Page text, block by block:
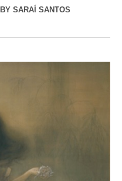
BY SARAÍ SANTOS